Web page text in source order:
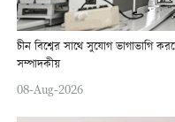
চীন বিশ্বের সাথে সুযোগ ভাগাভাগি
সম্পাদকীয়
08-Aug-2026